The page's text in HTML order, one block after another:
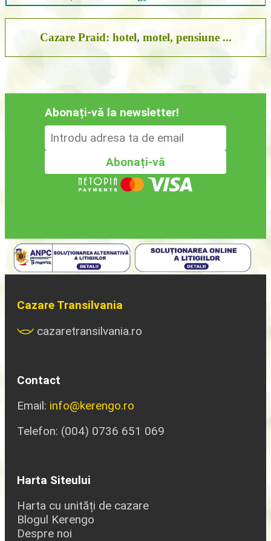
Cazare Praid: hotel, motel, pensiune ...
Abonați-vă la newsletter!
Cazare Transilvania
cazaretransilvania.ro
Contact
Email: info@kerengo.ro
Telefon: (004) 0736 651 069
Harta Siteului
Harta cu unități de cazare
Blogul Kerengo
Despre noi